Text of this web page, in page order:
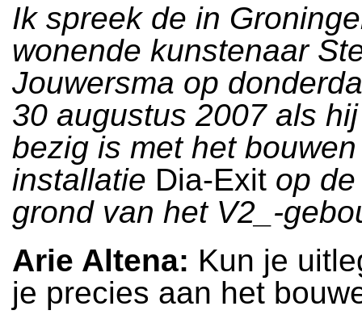
Ik spreek de in
wonende kunstenaar
Jouwersma op
30 augustus 2007 als
bezig is met het
installatie Dia-Exit op
grond van het V2_-
Arie Altena: Kun je
je precies aan het